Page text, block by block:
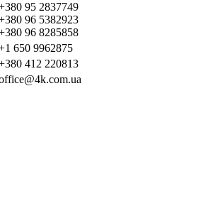
95 2837749
96 5382923
96 8285858
650 9962875
412 220813